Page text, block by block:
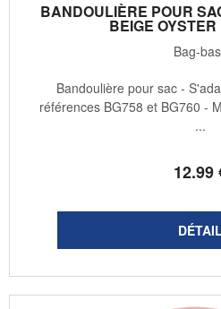
BANDOULIÈRE POUR
BEIGE
Bag-
12.99
Bandoulière pour sac -
références BG758 et BG760 -
...